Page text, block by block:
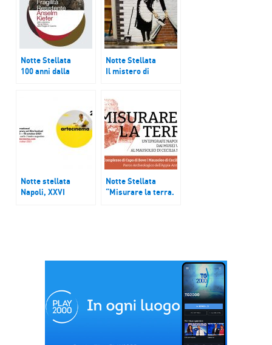
Notte Stellata
100 anni dalla
resistente. Anselm
Kiefer dalla
collezione Terrae
Motus di Caserta”,
Notte Stellata
Il mistero di
Notte stellata
Napoli, XXVI
Notte Stellata
“Misurare la terra.